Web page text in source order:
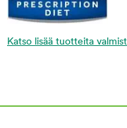
Katso lisää tuotteita